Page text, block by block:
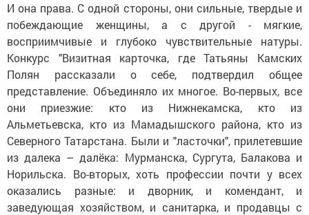
И она права. С одной стороны, они сильные, твердые и
побеждающие женщины, а с другой - мягкие,
восприимчивые и глубоко чувствительные натуры.
Конкурс "Визитная карточка, где Татьяны Камских
Полян рассказали о себе, подтвердил общее
представление. Объединяло их многое. Во-первых, все
они приезжие: кто из Нижнекамска, кто из
Альметьевска, кто из Мамадышского района, кто из
Северного Татарстана. Были и "ласточки", прилетевшие
из далека – далёка: Мурманска, Сургута, Балакова и
Норильска. Во-вторых, хоть профессии почти у всех
оказались разные: и дворник, и комендант, и
заведующая хозяйством, и санитарка, и продавцы с